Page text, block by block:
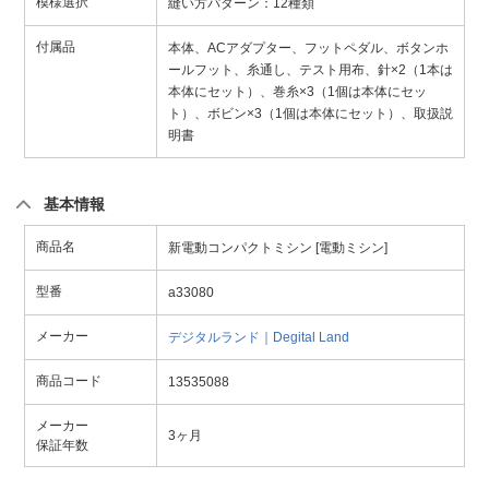
縫い方パターン：12種類
付属品
本体、ACアダプター、フットペダル、ボタンホ
ールフット、糸通し、テスト用布、針×2（1本は
本体にセット）、巻糸×3（1個は本体にセッ
ト）、ボビン×3（1個は本体にセット）、取扱説
明書
基本情報
商品名 新電動コンパクトミシン [電動ミシン]
型番 a33080
メーカー デジタルランド｜Degital Land
商品コード 13535088
メーカー
保証年数
3ヶ月